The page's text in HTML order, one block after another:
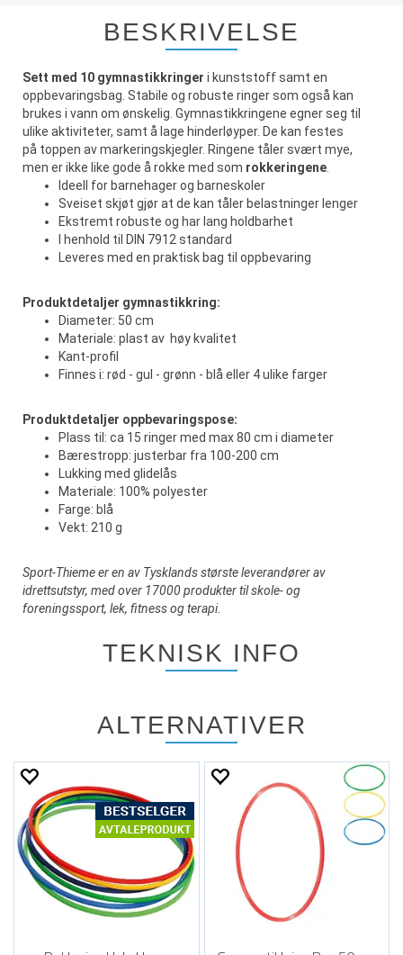
BESKRIVELSE
Sett med 10 gymnastikkringer i kunststoff samt en
oppbevaringsbag. Stabile og robuste ringer som også kan
brukes i vann om ønskelig. Gymnastikkringene egner seg til
ulike aktiviteter, samt å lage hinderløyper. De kan festes
på toppen av markeringskjegler. Ringene tåler svært mye,
men er ikke like gode å rokke med som rokkeringene
Ideell for barnehager og barneskoler
Sveiset skjøt gjør at de kan tåler belastninger lenger
Ekstremt robuste og har lang holdbarhet
I henhold til DIN 7912 standard
Leveres med en praktisk bag til oppbevaring
Produktdetaljer gymnastikkring:
Diameter: 50 cm
Materiale: plast av høy kvalitet
Kant-profil
Finnes i: rød - gul - grønn - blå eller 4 ulike farger
Produktdetaljer oppbevaringspose:
Plass til: ca 15 ringer med max 80 cm i diameter
Bærestropp: justerbar fra 100-200 cm
Lukking med glidelås
Materiale: 100% polyester
Farge: blå
Vekt: 210 g
Sport-Thieme er en av Tysklands største leverandører av
idrettsutstyr, med over 17000 produkter til skole- og
foreningssport, lek, fitness og terapi.
TEKNISK INFO
ALTERNATIVER